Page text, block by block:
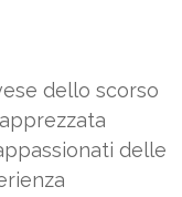
dello scorso
delle